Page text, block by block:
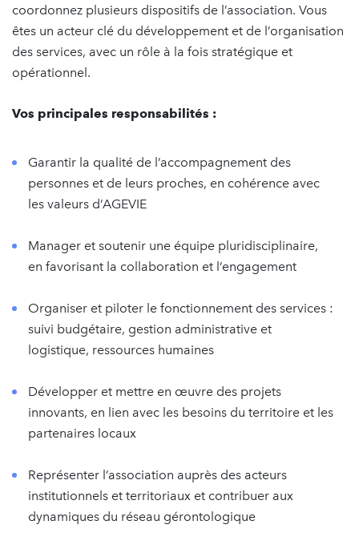
coordonnez plusieurs dispositifs de l’association. Vous
êtes un acteur clé du développement et de l’organisation
des services, avec un rôle à la fois stratégique et
opérationnel.
Vos principales responsabilités :
Garantir la qualité de l’accompagnement des
personnes et de leurs proches, en cohérence avec
les valeurs d’AGEVIE
Manager et soutenir une équipe pluridisciplinaire,
en favorisant la collaboration et l’engagement
Organiser et piloter le fonctionnement des services :
suivi budgétaire, gestion administrative et
logistique, ressources humaines
Développer et mettre en œuvre des projets
innovants, en lien avec les besoins du territoire et les
partenaires locaux
Représenter l’association auprès des acteurs
institutionnels et territoriaux et contribuer aux
dynamiques du réseau gérontologique